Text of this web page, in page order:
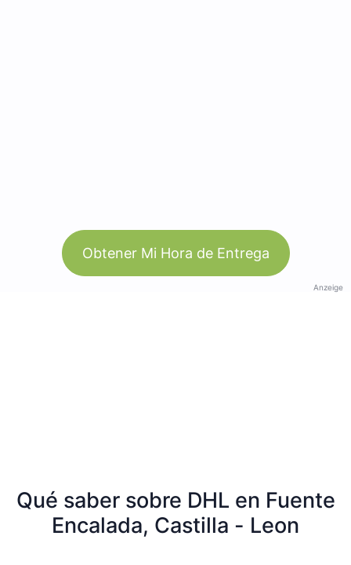
Obtener Mi Hora de Entrega
Anzeige
Qué saber sobre DHL en Fuente
Encalada, Castilla - Leon